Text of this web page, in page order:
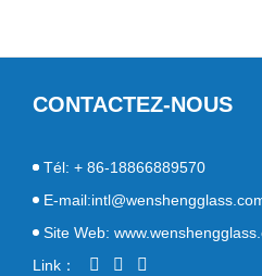
CONTACTEZ-NOUS
Tél: + 86-18866889570
E-
Site Web:
Link：